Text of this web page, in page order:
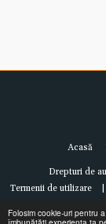
Folosim cookie-uri pentru a
Acasă
Drepturi de
Termenii de utilizare